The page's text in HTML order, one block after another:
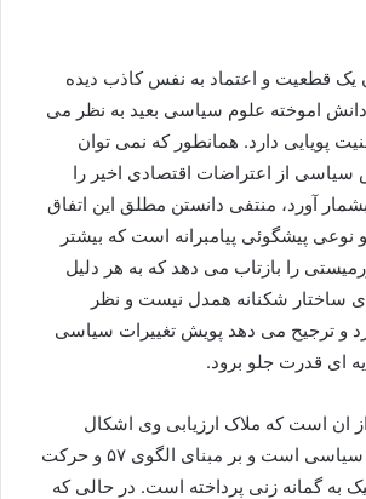
یک قطعیت و اعتماد به نفس کاذب دیده
اموخته علوم سیاسی بعید به نظر می
پویایی دارد. همانطور که نمی توان
سیاسی از اعتراضات اقتصادی اخیر را
آورد، منتفی دانستن مطلق این اتفاق
پیشگوئی پیامبرانه است که بیشتر
را بازتاب می دهد که به هر دلیل
ساختار شکنانه همدل نیست و نظر
و ترجیح می دهد پویش تغییرات سیاسی
ای قدرت جلو برود.
ان است که ملاک ارزیابی وی اشکال
سنتی سازماندهی سیاسی است و بر مبنای الگوی ۵۷ و حرکت
به گمانه زنی پرداخته است. در حالی که